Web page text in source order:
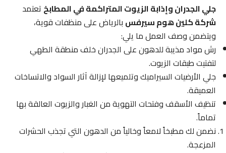
جلي الجدران وإذابة الزيوت المتراكمة في المطابختعتمد
شركة كلين هوم سيرفسبالرياض على منظفات قوية،
ويتضمن وصف العمل ما يلي:
رش مواد مذيبة للدهون على الجدران خلف منطقة الطهي
لتفتيت طبقات الزيوت.
جلي الأرضيات السيراميك وتلميعها لإزالة آثار السواد والاتساخات
العميقة.
تنظيف الأسقف وفتحات التهوية من الغبار والزيوت العالقة بها
تماماً.
نضمن لك مطبخاً لامعاً وخالياً من الدهون التي تجذب الحشرات
المزعجة.